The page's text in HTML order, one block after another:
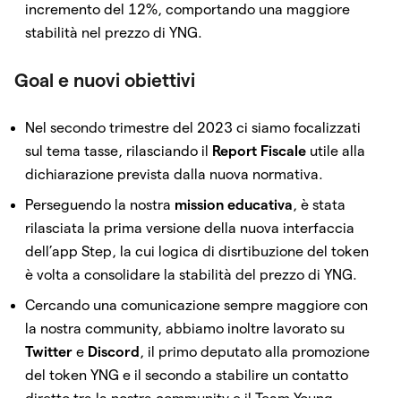
incremento del 12%, comportando una maggiore
stabilità nel prezzo di YNG.
Goal e nuovi obiettivi
Nel secondo trimestre del 2023 ci siamo focalizzati
sul tema tasse, rilasciando il
Report Fiscale utile alla
dichiarazione prevista dalla nuova normativa.
Perseguendo la nostra mission educativa, è stata
rilasciata la prima versione della nuova interfaccia
dell’app Step, la cui logica di disrtibuzione del token
è volta a consolidare la stabilità del prezzo di YNG.
Cercando una comunicazione sempre maggiore con
la nostra community, abbiamo inoltre lavorato su
Twitter e Discord , il primo deputato alla promozione
del token YNG e il secondo a stabilire un contatto